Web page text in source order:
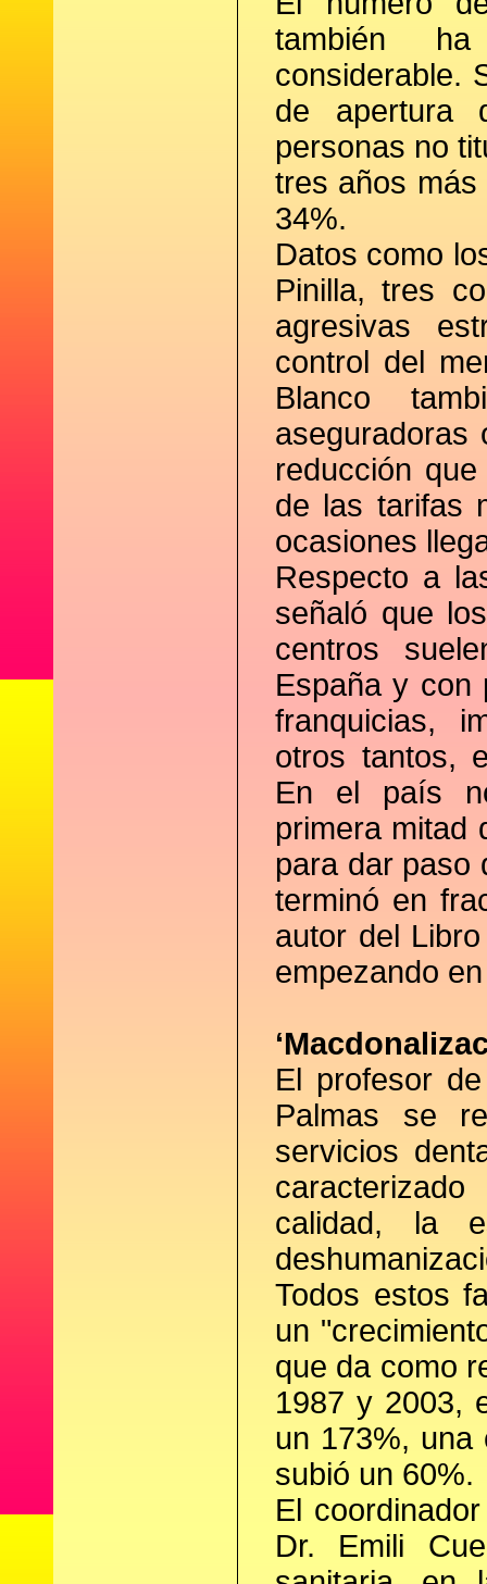
también ha
considerable.
de apertura
personas no
tres años
34%.
Datos como
Pinilla, tres
agresivas
control del
Blanco
aseguradoras
reducción
de las tarifas
ocasiones
Respecto a
señaló que
centros
España y con
franquicias,
otros tantos,
En el país
primera mitad
para dar paso
terminó en
autor del
empezando
El profesor
Palmas se
servicios
calidad, la
Todos estos
un
que da como
1987 y 2003,
un 173%, una
subió un 60%.
El
Dr. Emili